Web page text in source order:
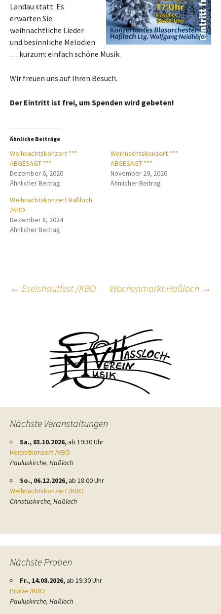
Landau statt. Es
erwarten Sie
weihnachtliche Lieder
und besinnliche Melodien
… kurzum: einfach schöne Musik.
Wir freuen uns auf Ihren Besuch.
Der Eintritt ist frei, um Spenden wird gebeten!
Ähnliche Beiträge
Weihnachtskonzert ***
ABGESAGT ***
Dezember 6, 2020
Ähnlicher Beitrag
Weihnachtskonzert ***
ABGESAGT ***
November 29, 2020
Ähnlicher Beitrag
Weihnachtskonzert Haßloch
/KBO
Dezember 8, 2024
Ähnlicher Beitrag
Beitragsnavigation
← Eselshautfest /KBO Wochenmarkt Haßloch →
Nächste Veranstaltungen
Sa., 03.10.2026,ab 19:30 Uhr
Herbstkonzert /KBO
Pauluskirche, Haßloch
So., 06.12.2026,ab 18:00 Uhr
Weihnachtskonzert /KBO
Christuskirche, Haßloch
Nächste Proben
Fr., 14.08.2026,ab 19:30 Uhr
Probe /KBO
Pauluskirche, Haßloch